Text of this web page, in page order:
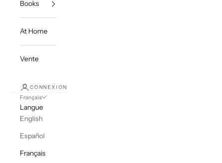
Books
At Home
Vente
CONNEXION
Français
Langue
English
Español
Français